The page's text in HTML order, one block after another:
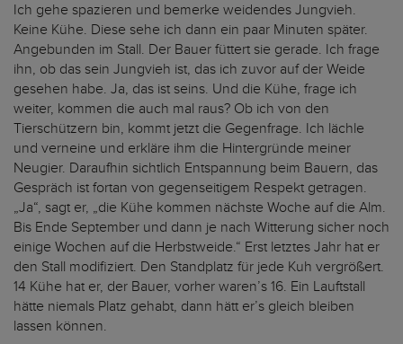
Ich gehe spazieren und bemerke weidendes Jungvieh.
Keine Kühe. Diese sehe ich dann ein paar Minuten später.
Angebunden im Stall. Der Bauer füttert sie gerade. Ich frage
ihn, ob das sein Jungvieh ist, das ich zuvor auf der Weide
gesehen habe. Ja, das ist seins. Und die Kühe, frage ich
weiter, kommen die auch mal raus? Ob ich von den
Tierschützern bin, kommt jetzt die Gegenfrage. Ich lächle
und verneine und erkläre ihm die Hintergründe meiner
Neugier. Daraufhin sichtlich Entspannung beim Bauern, das
Gespräch ist fortan von gegenseitigem Respekt getragen.
„Ja“, sagt er, „die Kühe kommen nächste Woche auf die Alm.
Bis Ende September und dann je nach Witterung sicher noch
einige Wochen auf die Herbstweide.“ Erst letztes Jahr hat er
den Stall modifiziert. Den Standplatz für jede Kuh vergrößert.
14 Kühe hat er, der Bauer, vorher waren’s 16. Ein Lauftstall
hätte niemals Platz gehabt, dann hätt er’s gleich bleiben
lassen können.